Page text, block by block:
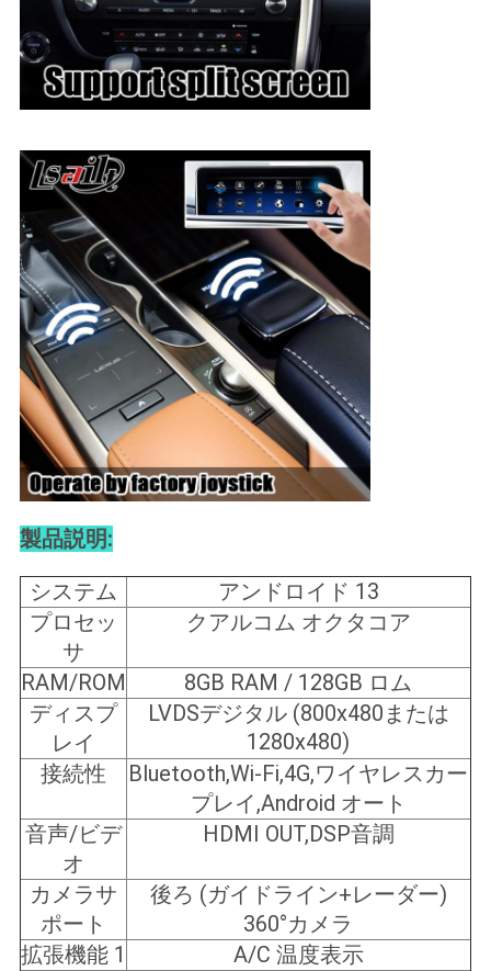
製品説明:
システム
アンドロイド 13
プロセッ
サ
クアルコム オクタコア
RAM/ROM
8GB RAM / 128GB ロム
ディスプ
レイ
LVDSデジタル (800x480または
1280x480)
接続性
Bluetooth,Wi-Fi,4G,ワイヤレスカー
プレイ,Android オート
音声/ビデ
オ
HDMI OUT,DSP音調
カメラサ
ポート
後ろ (ガイドライン+レーダー)
360°カメラ
拡張機能 1
A/C 温度表示